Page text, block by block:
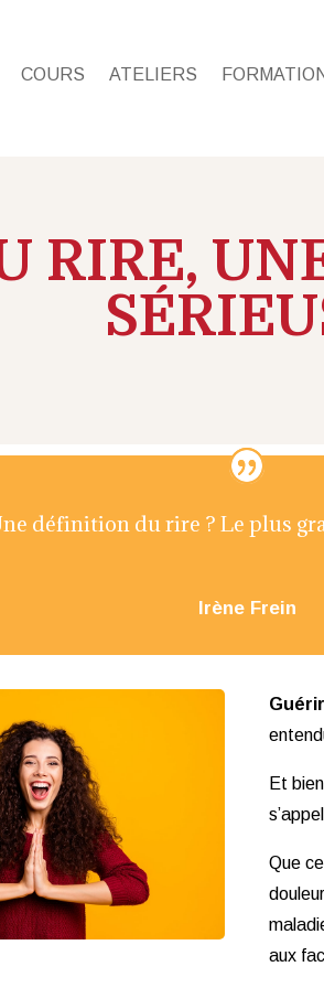
COURS ATELIERS
RIRE,
définition du rire ? Le plus
Irène Frein
Et
Que
aux